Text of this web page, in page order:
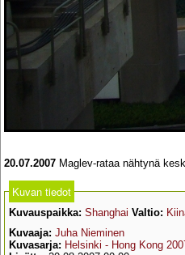
20.07.2007 Maglev-rataa nähtynä
Kuvan tiedot
Kuvauspaikka: Shanghai Valtio:
Kuvaaja: Juha Nieminen
Kuvasarja: Helsinki - Hong Kong